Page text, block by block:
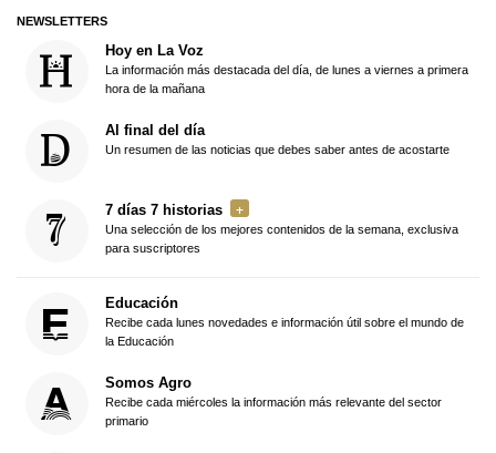
NEWSLETTERS
Hoy en La Voz
La información más destacada del día, de lunes a viernes a primera
hora de la mañana
Al final del día
Un resumen de las noticias que debes saber antes de acostarte
7 días 7 historias
Una selección de los mejores contenidos de la semana, exclusiva
para suscriptores
Educación
Recibe cada lunes novedades e información útil sobre el mundo de
la Educación
Somos Agro
Recibe cada miércoles la información más relevante del sector
primario